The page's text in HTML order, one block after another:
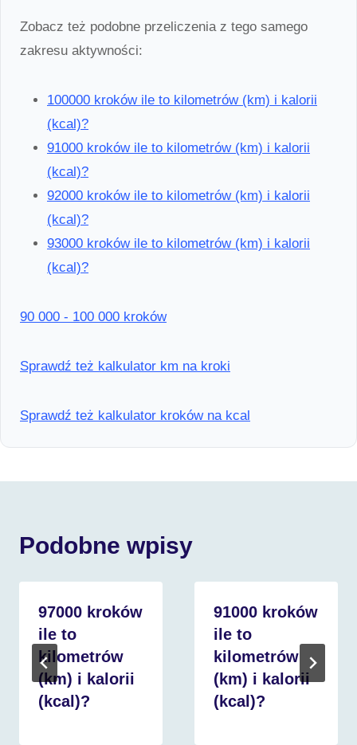
Zobacz też podobne przeliczenia z tego samego
zakresu aktywności:
100000 kroków ile to kilometrów (km) i kalorii
(kcal)?
91000 kroków ile to kilometrów (km) i kalorii
(kcal)?
92000 kroków ile to kilometrów (km) i kalorii
(kcal)?
93000 kroków ile to kilometrów (km) i kalorii
(kcal)?
90 000 - 100 000 kroków
Sprawdź też kalkulator km na kroki
Sprawdź też kalkulator kroków na kcal
Podobne wpisy
97000 kroków
ile to
kilometrów
(km) i kalorii
(kcal)?
91000 kroków
ile to
kilometrów
(km) i kalorii
(kcal)?